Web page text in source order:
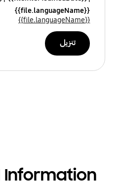
{{file.languageName}}
{{file.languageName}}
تنزيل
Information